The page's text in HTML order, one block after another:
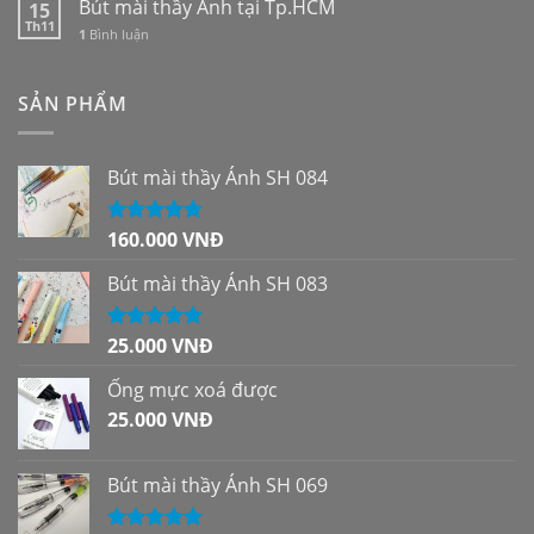
15
Th11
Bút mài thầy Ánh tại Tp.HCM
1 Bình luận
SẢN PHẨM
Bút mài thầy Ánh SH 084
Được xếp
sao
160.000VNĐ
Bút mài thầy Ánh SH 083
Được xếp
sao
25.000VNĐ
Ống mực xoá được
25.000VNĐ
Bút mài thầy Ánh SH 069